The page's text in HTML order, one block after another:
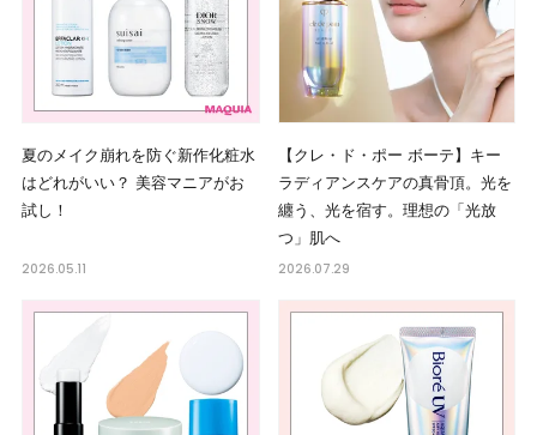
夏のメイク崩れを防ぐ新作化粧水
はどれがいい？ 美容マニアがお
試し！
2026.05.11
【クレ・ド・ポー ボーテ】キー
ラディアンスケアの真骨頂。光を
纏う、光を宿す。理想の「光放
つ」肌へ
2026.07.29